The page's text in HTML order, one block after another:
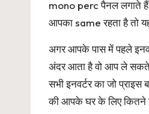
mono perc पैनल लगाते
आपका same रहता है तो
अगर आपके पास में पहले
अंदर आता है वो आप ले
सभी इनवर्टर का जो
की आपके घर के लिए कितने